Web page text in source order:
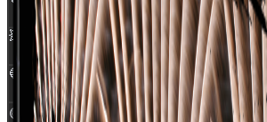
💥 Skud: 25
🔵 Rør Ø:25 mm
🟡 Klasse:1,4G